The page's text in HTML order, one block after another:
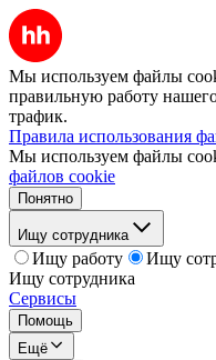
Мы используем файлы
правильную работу
трафик.
Правила использования
Мы используем файлы
файлов cookie
Понятно
Ищу сотрудника
Ищу работу
Ищу
Ищу сотрудника
Сервисы
Помощь
Ещё